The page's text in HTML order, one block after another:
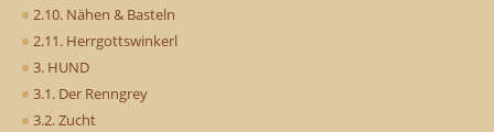
2.10. Nähen & Basteln
2.11. Herrgottswinkerl
3. HUND
3.1. Der Renngrey
3.2. Zucht